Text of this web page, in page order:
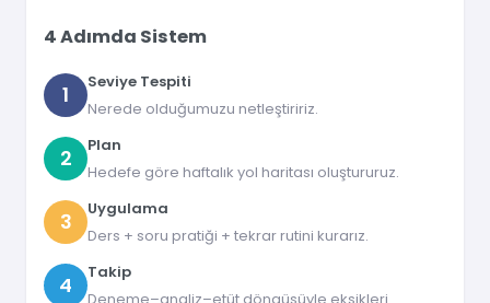
4 Adımda Sistem
1
Seviye Tespiti
Nerede olduğumuzu netleştiririz.
2
Plan
Hedefe göre haftalık yol haritası oluştururuz.
3
Uygulama
Ders + soru pratiği + tekrar rutini kurarız.
4
Takip